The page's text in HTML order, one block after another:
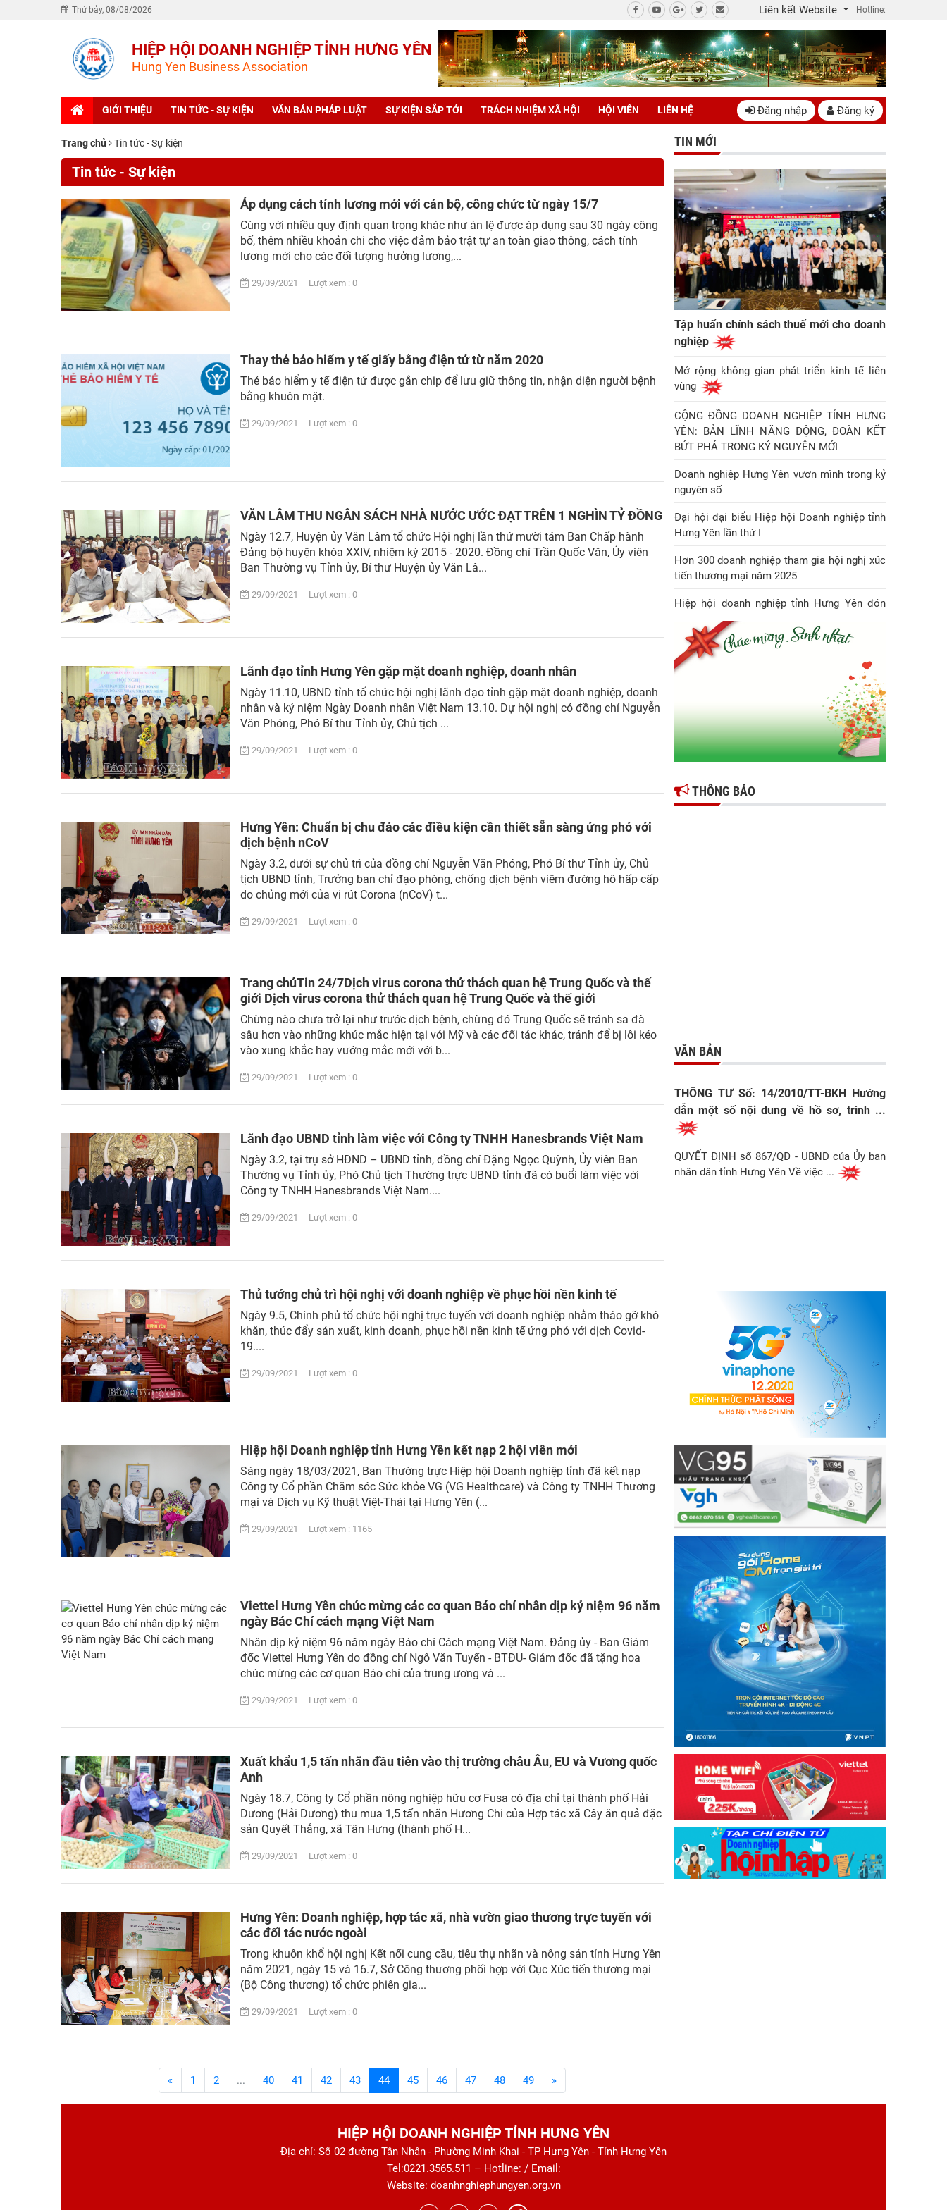
Thứ bảy, 08/08/2026 Liên kết Website Hotline:
HIỆP HỘI DOANH NGHIỆP TỈNH HƯNG YÊN
Hung Yen Business Association
GIỚI THIỆU TIN TỨC - SỰ KIỆN VĂN BẢN PHÁP LUẬT SỰ KIỆN SẮP TỚI TRÁCH NHIỆM XÃ HỘI HỘI VIÊN LIÊN HỆ Đăng nhập Đăng ký
Trang chủ Tin tức - Sự kiện
Tin tức - Sự kiện
Áp dụng cách tính lương mới với cán bộ, công chức từ ngày 15/7
Cùng với nhiều quy định quan trọng khác như án lệ được áp dụng sau 30 ngày công
bố, thêm nhiều khoản chi cho việc đảm bảo trật tự an toàn giao thông, cách tính
lương mới cho các đối tượng hưởng lương,...
29/09/2021 Lượt xem : 0
Thay thẻ bảo hiểm y tế giấy bằng điện tử từ năm 2020
Thẻ bảo hiểm y tế điện tử được gắn chip để lưu giữ thông tin, nhận diện người bệnh
bằng khuôn mặt.
29/09/2021 Lượt xem : 0
VĂN LÂM THU NGÂN SÁCH NHÀ NƯỚC ƯỚC ĐẠT TRÊN 1 NGHÌN TỶ ĐỒNG
Ngày 12.7, Huyện ủy Văn Lâm tổ chức Hội nghị lần thứ mười tám Ban Chấp hành
Đảng bộ huyện khóa XXIV, nhiệm kỳ 2015 - 2020. Đồng chí Trần Quốc Văn, Ủy viên
Ban Thường vụ Tỉnh ủy, Bí thư Huyện ủy Văn Lâ...
29/09/2021 Lượt xem : 0
Lãnh đạo tỉnh Hưng Yên gặp mặt doanh nghiệp, doanh nhân
Ngày 11.10, UBND tỉnh tổ chức hội nghị lãnh đạo tỉnh gặp mặt doanh nghiệp, doanh
nhân và kỷ niệm Ngày Doanh nhân Việt Nam 13.10. Dự hội nghị có đồng chí Nguyễn
Văn Phóng, Phó Bí thư Tỉnh ủy, Chủ tịch ...
29/09/2021 Lượt xem : 0
Hưng Yên: Chuẩn bị chu đáo các điều kiện cần thiết sẵn sàng ứng phó với
dịch bệnh nCoV
Ngày 3.2, dưới sự chủ trì của đồng chí Nguyễn Văn Phóng, Phó Bí thư Tỉnh ủy, Chủ
tịch UBND tỉnh, Trưởng ban chỉ đạo phòng, chống dịch bệnh viêm đường hô hấp cấp
do chủng mới của vi rút Corona (nCoV) t...
29/09/2021 Lượt xem : 0
Trang chủTin 24/7Dịch virus corona thử thách quan hệ Trung Quốc và thế
giới Dịch virus corona thử thách quan hệ Trung Quốc và thế giới
Chừng nào chưa trở lại như trước dịch bệnh, chừng đó Trung Quốc sẽ tránh sa đà
sâu hơn vào những khúc mắc hiện tại với Mỹ và các đối tác khác, tránh để bị lôi kéo
vào xung khắc hay vướng mắc mới với b...
29/09/2021 Lượt xem : 0
Lãnh đạo UBND tỉnh làm việc với Công ty TNHH Hanesbrands Việt Nam
Ngày 3.2, tại trụ sở HĐND – UBND tỉnh, đồng chí Đặng Ngọc Quỳnh, Ủy viên Ban
Thường vụ Tỉnh ủy, Phó Chủ tịch Thường trực UBND tỉnh đã có buổi làm việc với
Công ty TNHH Hanesbrands Việt Nam....
29/09/2021 Lượt xem : 0
Thủ tướng chủ trì hội nghị với doanh nghiệp về phục hồi nền kinh tế
Ngày 9.5, Chính phủ tổ chức hội nghị trực tuyến với doanh nghiệp nhằm tháo gỡ khó
khăn, thúc đẩy sản xuất, kinh doanh, phục hồi nền kinh tế ứng phó với dịch Covid-
19....
29/09/2021 Lượt xem : 0
Hiệp hội Doanh nghiệp tỉnh Hưng Yên kết nạp 2 hội viên mới
Sáng ngày 18/03/2021, Ban Thường trực Hiệp hội Doanh nghiệp tỉnh đã kết nạp
Công ty Cổ phần Chăm sóc Sức khỏe VG (VG Healthcare) và Công ty TNHH Thương
mại và Dịch vụ Kỹ thuật Việt-Thái tại Hưng Yên (...
29/09/2021 Lượt xem : 1165
Viettel Hưng Yên chúc mừng các cơ quan Báo chí nhân dịp kỷ niệm 96 năm
ngày Bác Chí cách mạng Việt Nam
Nhân dịp kỷ niệm 96 năm ngày Báo chí Cách mạng Việt Nam. Đảng ủy - Ban Giám
đốc Viettel Hưng Yên do đồng chí Ngô Văn Tuyến - BTĐU- Giám đốc đã tặng hoa
chúc mừng các cơ quan Báo chí của trung ương và ...
29/09/2021 Lượt xem : 0
Xuất khẩu 1,5 tấn nhãn đầu tiên vào thị trường châu Âu, EU và Vương quốc
Anh
Ngày 18.7, Công ty Cổ phần nông nghiệp hữu cơ Fusa có địa chỉ tại thành phố Hải
Dương (Hải Dương) thu mua 1,5 tấn nhãn Hương Chi của Hợp tác xã Cây ăn quả đặc
sản Quyết Thắng, xã Tân Hưng (thành phố H...
29/09/2021 Lượt xem : 0
Hưng Yên: Doanh nghiệp, hợp tác xã, nhà vườn giao thương trực tuyến với
các đối tác nước ngoài
Trong khuôn khổ hội nghị Kết nối cung cầu, tiêu thụ nhãn và nông sản tỉnh Hưng Yên
năm 2021, ngày 15 và 16.7, Sở Công thương phối hợp với Cục Xúc tiến thương mại
(Bộ Công thương) tổ chức phiên gia...
29/09/2021 Lượt xem : 0
« 1 2 ... 40 41 42 43 44 45 46 47 48 49 »
TIN MỚI
Tập huấn chính sách thuế mới cho doanh
nghiệp
Mở rộng không gian phát triển kinh tế liên
vùng
CỘNG ĐỒNG DOANH NGHIỆP TỈNH HƯNG
YÊN: BẢN LĨNH NĂNG ĐỘNG, ĐOÀN KẾT
BỨT PHÁ TRONG KỶ NGUYÊN MỚI
Doanh nghiệp Hưng Yên vươn mình trong kỷ
nguyên số
Đại hội đại biểu Hiệp hội Doanh nghiệp tỉnh
Hưng Yên lần thứ I
Hơn 300 doanh nghiệp tham gia hội nghị xúc
tiến thương mại năm 2025
Hiệp hội doanh nghiệp tỉnh Hưng Yên đón
Huân chương Lao động hạng Nhì
Gợi mở giải pháp để thúc đẩy doanh nghiệp
tỉnh Hưng Yên phát triển
Ông Đỗ Văn Vẻ là Chủ tịch Hiệp hội Doanh
Hiệp hội doanh nghiệp tỉnh Hưng Yên: Cập
nhật chính sách thuế mới và phòng ngừa rủi
ro thuế cho doanh nghiệp
THÔNG BÁO
VĂN BẢN
THÔNG TƯ Số: 14/2010/TT-BKH Hướng
dẫn một số nội dung về hồ sơ, trình ...
QUYẾT ĐỊNH số 867/QĐ - UBND của Ủy ban
nhân dân tỉnh Hưng Yên Về việc ...
HIỆP HỘI DOANH NGHIỆP TỈNH HƯNG YÊN
Địa chỉ: Số 02 đường Tân Nhân - Phường Minh Khai - TP Hưng Yên - Tỉnh Hưng Yên
Tel:0221.3565.511 – Hotline: / Email:
Website: doanhnghiephungyen.org.vn